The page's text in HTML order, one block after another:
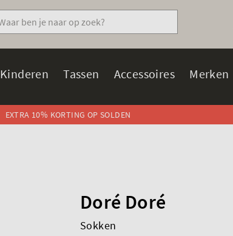
Kinderen Tassen Accessoires Merken
EXTRA 10% KORTING OP SOLDEN
Doré Doré
Sokken